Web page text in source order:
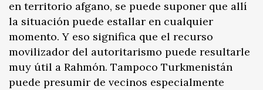
en territorio afgano, se puede suponer que allí
la situación puede estallar en cualquier
momento. Y eso significa que el recurso
movilizador del autoritarismo puede resultarle
muy útil a Rahmón. Tampoco Turkmenistán
puede presumir de vecinos especialmente